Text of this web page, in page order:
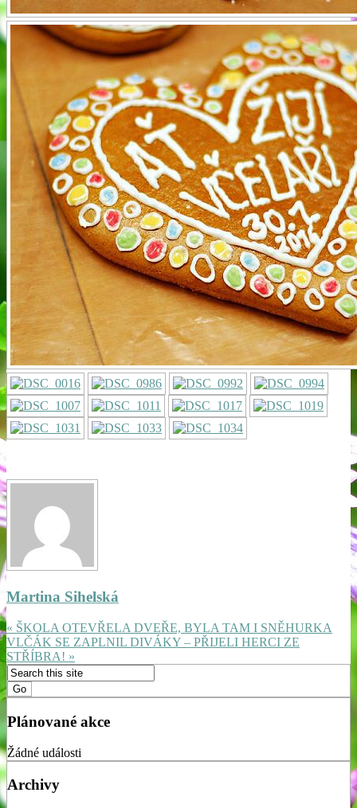
Martina Sihelská
« ŠKOLA OTEVŘELA DVEŘE, BYLA TAM I SNĚHURKA
VLČÁK SE ZAPLNIL DIVÁKY – PŘIJELI HERCI ZE
STŘÍBRA! »
Plánované akce
Žádné události
Archivy